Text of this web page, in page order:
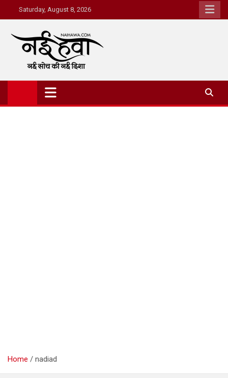
Saturday, August 8, 2026
Nai Hawa
Home nadiad